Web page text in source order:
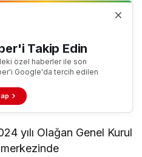
Takip Edin
özel haberler ile son
Google'da tercih edilen
yılı Olağan Genel Kurul
merkezinde